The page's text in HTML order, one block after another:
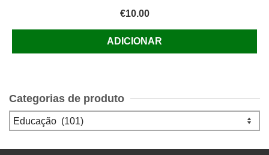
€10.00
ADICIONAR
Categorias de produto